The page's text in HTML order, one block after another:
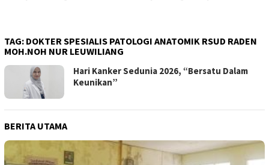
TAG: DOKTER SPESIALIS PATOLOGI ANATOMIK RSUD RADEN
MOH.NOH NUR LEUWILIANG
Hari Kanker Sedunia 2026, “Bersatu Dalam
Keunikan”
BERITA UTAMA